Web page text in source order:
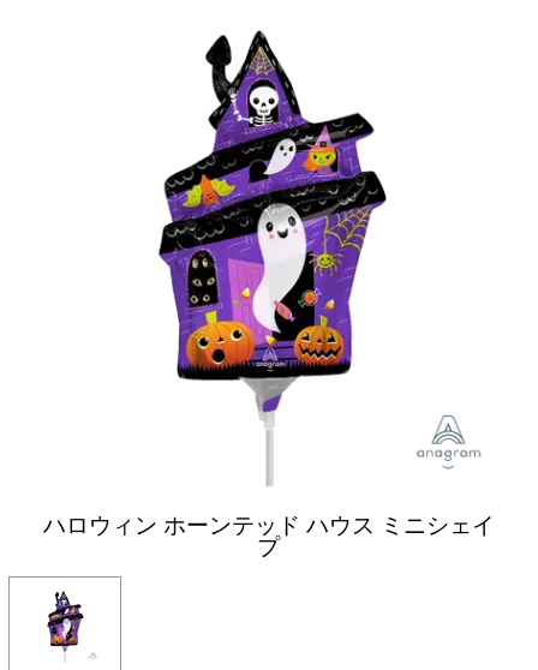
ハロウィン ホーンテッド ハウス ミニシェイ
プ